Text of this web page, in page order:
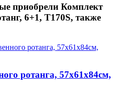
приобрели Комплект
6+1, T170S, также
ротанга, 57х61х84см,